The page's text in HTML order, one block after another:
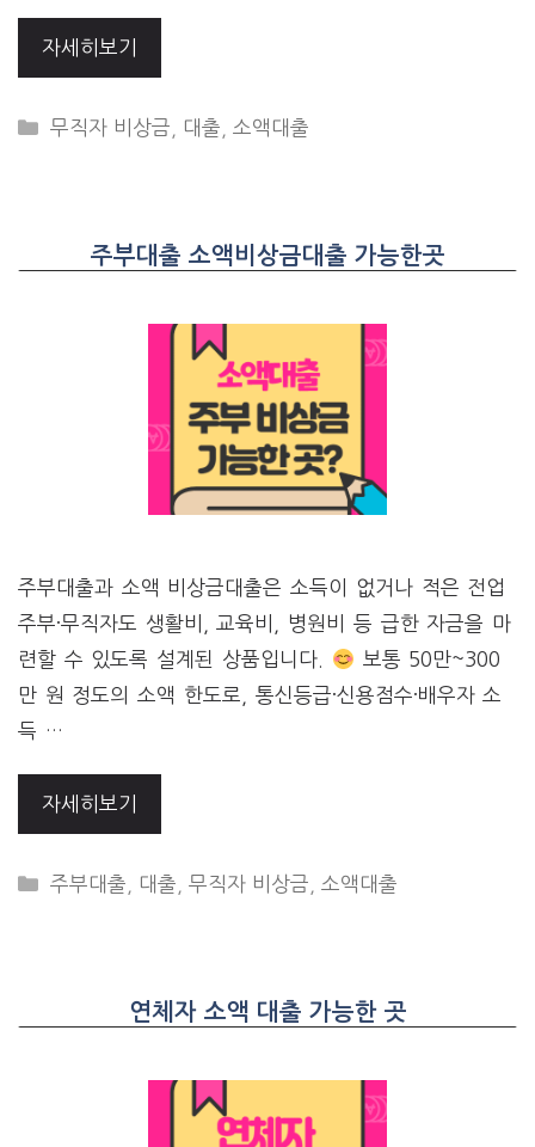
자세히보기
CATEGORIES
무직자 비상금 대출 소액대출
주부대출 소액비상금대출 가능한곳
주부대출과 소액 비상금대출은 소득이 없거나 적은 전업
주부·무직자도 생활비, 교육비, 병원비 등 급한 자금을 마
련할 수 있도록 설계된 상품입니다.
보통 50만~300
만 원 정도의 소액 한도로, 통신등급·신용점수·배우자 소
득 …
자세히보기
CATEGORIES
주부대출 대출 ,무직자 비상금 소액대출
연체자 소액 대출 가능한 곳